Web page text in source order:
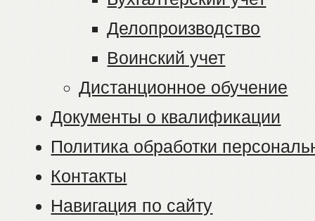
Делопроизводство
Воинский учет
Дистанционное обучение
Документы о квалификации
Политика обработки
Контакты
Навигация по сайту